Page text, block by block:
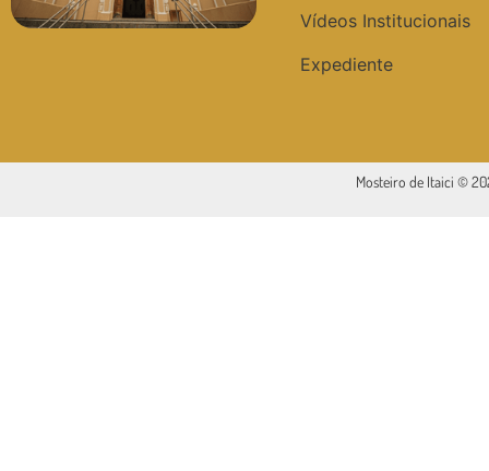
Vídeos Institucionais
Expediente
Mosteiro de Itaici ©